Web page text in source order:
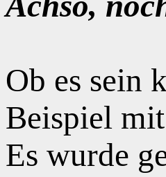
Ob es sein
Beispiel
Es wurde